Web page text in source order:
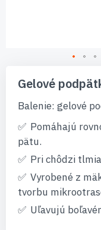
začiatok
galérie
obrázkov
Gelové
Balenie: gelové
Pomáhajú
pätu.
Pri chôdzi
Vyrobené z
tvorbu
Uľavujú